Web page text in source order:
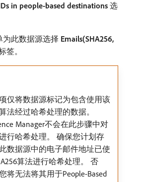
in people-based destinations ​选
为此数据源选择​ Emails(SHA256,
签。
仅将数据源标记为包含使用该
法经过哈希处理的数据。
Manager不会在此步骤中对
行哈希处理。 确保您计划存
数据源中的电子邮件地址已使
算法进行哈希处理。 否
将无法将其用于People-Based